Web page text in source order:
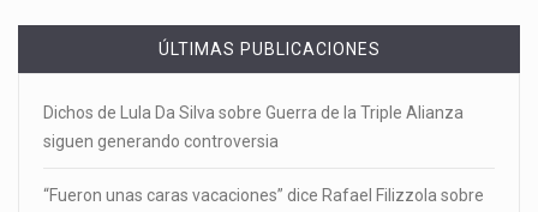
ÚLTIMAS PUBLICACIONES
Dichos de Lula Da Silva sobre Guerra de la Triple Alianza
siguen generando controversia
“Fueron unas caras vacaciones” dice Rafael Filizzola sobre